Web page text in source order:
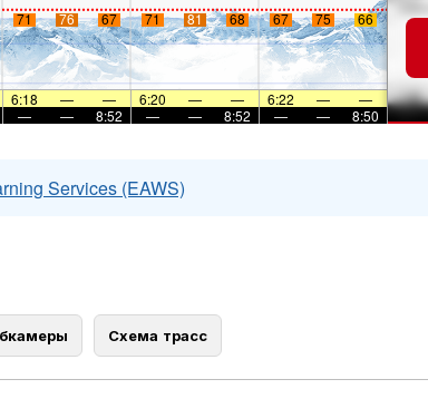
71 76 67 71 81 68 67 75 66
6:18 — — 6:20 — — 6:22 —
—
— — 8:52 — — 8:52 — — 8:50
Services (EAWS)
Схема трасс